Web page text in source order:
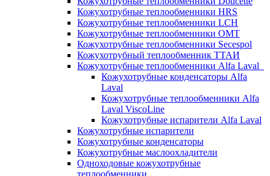
Кожухотрубные теплообменники HRS
Кожухотрубные теплообменники LCH
Кожухотрубные теплообменники OMT
Кожухотрубные теплообменники Secespol
Кожухотрубный теплообменник ТТАИ
Кожухотрубные теплообменники Alfa Laval
Кожухотрубные конденсаторы Alfa
Laval
Кожухотрубные теплообменники Alfa
Laval ViscoLine
Кожухотрубные испарители Alfa Laval
Кожухотрубные испарители
Кожухотрубные конденсаторы
Кожухотрубные маслоохладители
Одноходовые кожухотрубные
теплообменники